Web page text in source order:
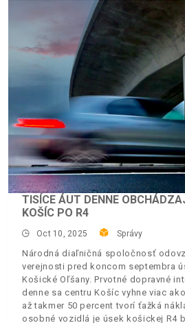
TISÍCE ÁUT DENNE
KOŠÍC PO R4
Oct 10, 2025 Správy
Národná diaľničná spoločnosť
verejnosti pred koncom septembra
Košické Oľšany. Prvotné dopravné
denne sa centru Košíc vyhne viac
až takmer 50 percent tvorí ťažká
osobné vozidlá je úsek košickej R4